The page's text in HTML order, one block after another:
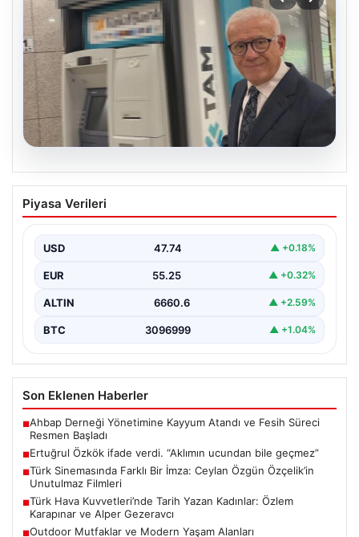
Ertuğrul Özkök ifade verdi. “Aklımın
ucundan bile geçmez”
Piyasa Verileri
USD 47.74 ▲ +0.18%
EUR 55.25 ▲ +0.32%
ALTIN 6660.6 ▲ +2.59%
BTC 3096999 ▲ +1.04%
Son Eklenen Haberler
■Ahbap Derneği Yönetimine Kayyum Atandı ve Fesih Süreci
Resmen Başladı
■Ertuğrul Özkök ifade verdi. “Aklımın ucundan bile geçmez”
■Türk Sinemasında Farklı Bir İmza: Ceylan Özgün Özçelik’in
Unutulmaz Filmleri
■Türk Hava Kuvvetleri’nde Tarih Yazan Kadınlar: Özlem
Karapınar ve Alper Gezeravcı
■Outdoor Mutfaklar ve Modern Yaşam Alanları